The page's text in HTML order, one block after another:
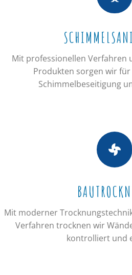
Mit professionellen Verfahren
Produkten sorgen wir
Schimmelbeseitigung
Mit moderner
Verfahren trocknen wir
kontrolliert und